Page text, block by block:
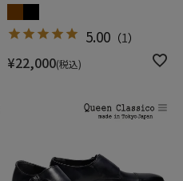
¥22,000 税込
5.00 （1）